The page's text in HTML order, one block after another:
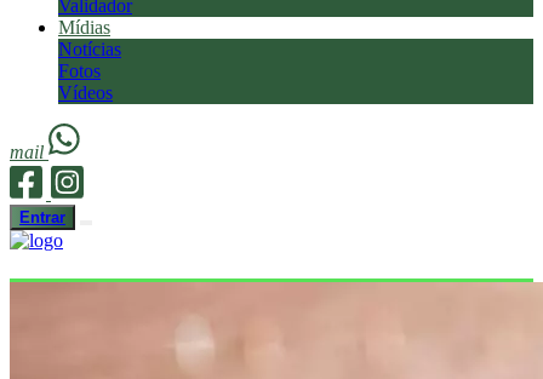
Validador
Mídias
Notícias
Fotos
Vídeos
mail
Entrar